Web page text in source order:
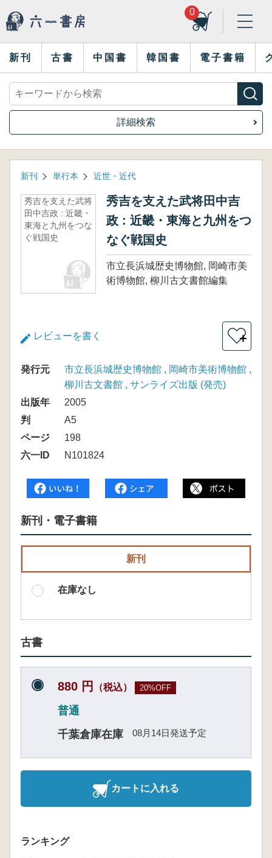
0
新刊 古書 中国書 韓国書 電子書籍
詳細検索
新刊 単行本 近世・近代
秀吉を支えた武将
田中吉政 : 近畿・
東海と九州をつな
ぐ戦国史
秀吉を支えた武将田中吉
政 : 近畿・東海と九州をつ
なぐ戦国史
市立長浜城歴史博物館, 岡崎市美
術博物館, 柳川古文書館編集
レビューを書く ＋
発行元
市立長浜城歴史博物館 , 岡崎市美術博物館 ,
柳川古文書館 , サンライズ出版 (発売)
出版年
2005
判
A5
ページ
198
六一ID
N101824
新刊・電子書籍
新刊
在庫なし
古書
880 円 （税込） 20%OFF
普通
千葉倉庫在庫
08月14日発送予定
カートに入れる
ランキング